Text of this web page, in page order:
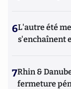
6L'autre été
s'enchaînent
7Rhin &
fermeture